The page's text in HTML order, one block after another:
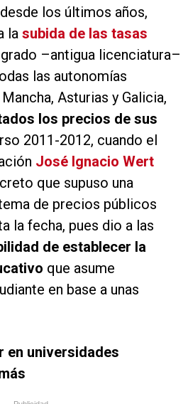
los últimos años,
la subida de las tasas
–antigua licenciatura–
las autonomías
Asturias y Galicia,
los precios de sus
2011-2012, cuando el
José Ignacio Wert
que supuso una
de precios públicos
la fecha, pues dio a las
de establecer la
que asume
en base a unas
en universidades